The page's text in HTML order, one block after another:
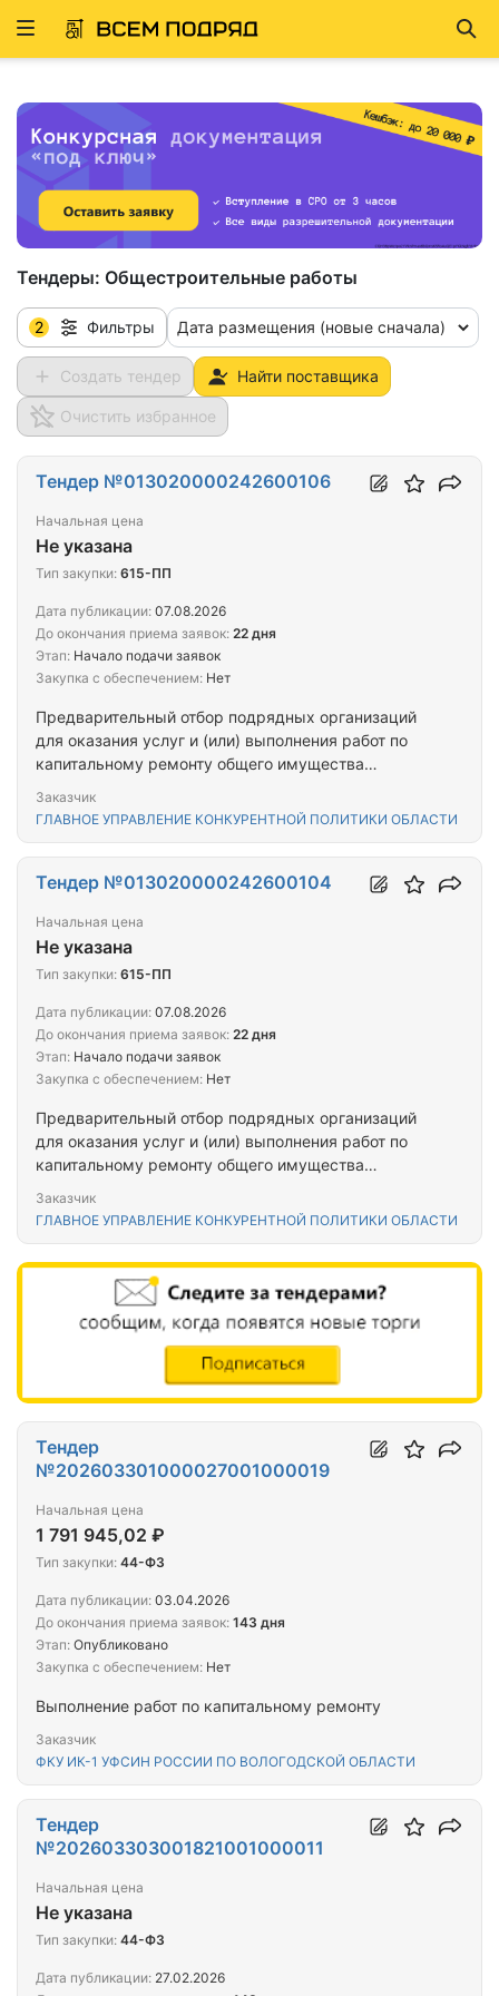
Развернуть
Тендеры: Общестроительные работы
2 Фильтры Дата размещения (новые сначала)
Создать тендер Найти поставщика
Очистить избранное
Предварительный отбор подрядных организаций
для оказания услуг и (или) выполнения работ по
капитальному ремонту общего имущества
культурного наследия, в случае, предусмотренном
объектах культурного наследия (памятниках
истории и культуры) народов Российской
Заказчик
ГЛАВНОЕ УПРАВЛЕНИЕ КОНКУРЕНТНОЙ ПОЛИТИКИ ОБЛАСТИ
Тендер №013020000242600106
Начальная цена
Не указана
Тип закупки: 615-ПП
Дата публикации: 07.08.2026
До окончания приема заявок: 22 дня
Этап: Начало подачи заявок
Закупка с обеспечением: Нет
Предварительный отбор подрядных организаций
для оказания услуг и (или) выполнения работ по
капитальному ремонту общего имущества
Заказчик
ГЛАВНОЕ УПРАВЛЕНИЕ КОНКУРЕНТНОЙ ПОЛИТИКИ ОБЛАСТИ
Тендер №013020000242600104
Начальная цена
Не указана
Тип закупки: 615-ПП
Дата публикации: 07.08.2026
До окончания приема заявок: 22 дня
Этап: Начало подачи заявок
Закупка с обеспечением: Нет
Выполнение работ по капитальному ремонту
Заказчик
ФКУ ИК-1 УФСИН РОССИИ ПО ВОЛОГОДСКОЙ ОБЛАСТИ
Тендер
№202603301000027001000019
Начальная цена
1 791 945,02 ₽
Тип закупки: 44-ФЗ
Дата публикации: 03.04.2026
До окончания приема заявок: 143 дня
Этап: Опубликовано
Закупка с обеспечением: Нет
Тендер
№202603303001821001000011
Начальная цена
Не указана
Тип закупки: 44-ФЗ
Дата публикации: 27.02.2026